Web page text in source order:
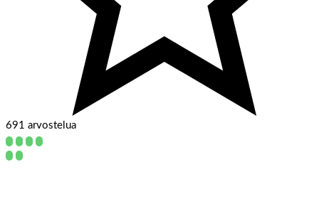
691 arvostelua